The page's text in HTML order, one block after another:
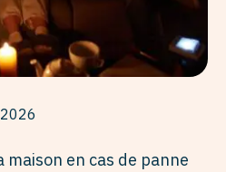
en cas de panne